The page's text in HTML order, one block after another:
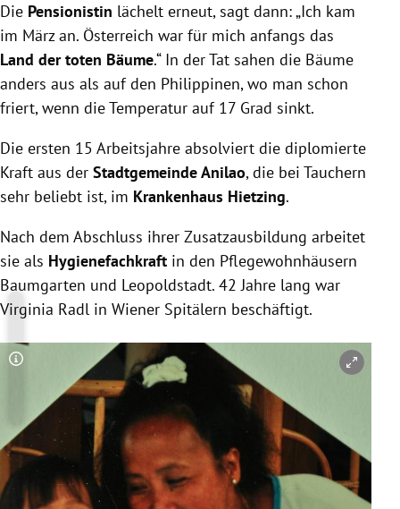
Die Pensionistin lächelt erneut, sagt dann: „Ich kam
im März an. Österreich war für mich anfangs das
Land der toten Bäume.“ In der Tat sahen die Bäume
anders aus als auf den Philippinen, wo man schon
friert, wenn die Temperatur auf 17 Grad sinkt.
Die ersten 15 Arbeitsjahre absolviert die diplomierte
Kraft aus der Stadtgemeinde Anilao, die bei Tauchern
sehr beliebt ist, im Krankenhaus Hietzing.
Nach dem Abschluss ihrer Zusatzausbildung arbeitet
sie als Hygienefachkraft in den Pflegewohnhäusern
Baumgarten und Leopoldstadt. 42 Jahre lang war
Virginia Radl in Wiener Spitälern beschäftigt.
Copyright-Hinweis öffnen/schließen